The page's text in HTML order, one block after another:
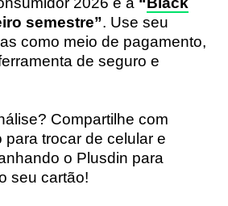
semestre”. Use seu
como meio de pagamento,
de seguro e
Compartilhe com
trocar de celular e
o Plusdin para
seu cartão!